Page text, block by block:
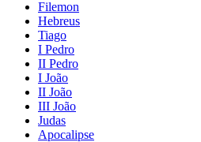
Filemon
Hebreus
Tiago
I Pedro
II Pedro
I João
II João
III João
Judas
Apocalipse